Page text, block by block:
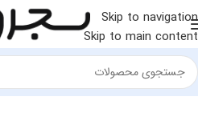
Skip to navigation
Skip to main content